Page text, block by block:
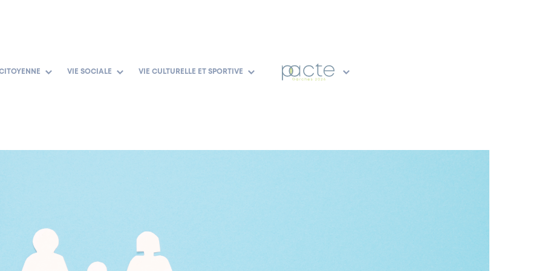
VIE SOCIALE VIE CULTURELLE ET SPORTIVE